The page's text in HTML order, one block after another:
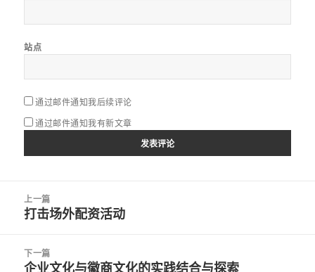
站点
通过邮件通知我后续评论
通过邮件通知我有新文章
上一篇
上
文
章：
打击场外配资活动
下一篇
下
企业文化与徽商文化的实践结合与探索